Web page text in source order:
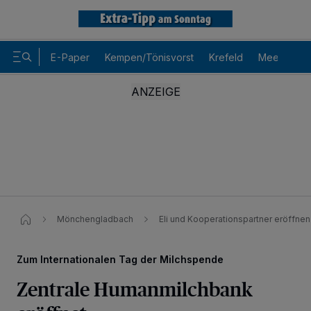
E-Paper Kempen/Tönisvorst Krefeld Meerbusch
Mönchengladbach Eli und Kooperationspartner
Zum Internationalen Tag der Milchspende
Zentrale Humanmilchbank